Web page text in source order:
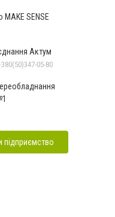
MAKE SENSE
Актум
05-80
підприємство